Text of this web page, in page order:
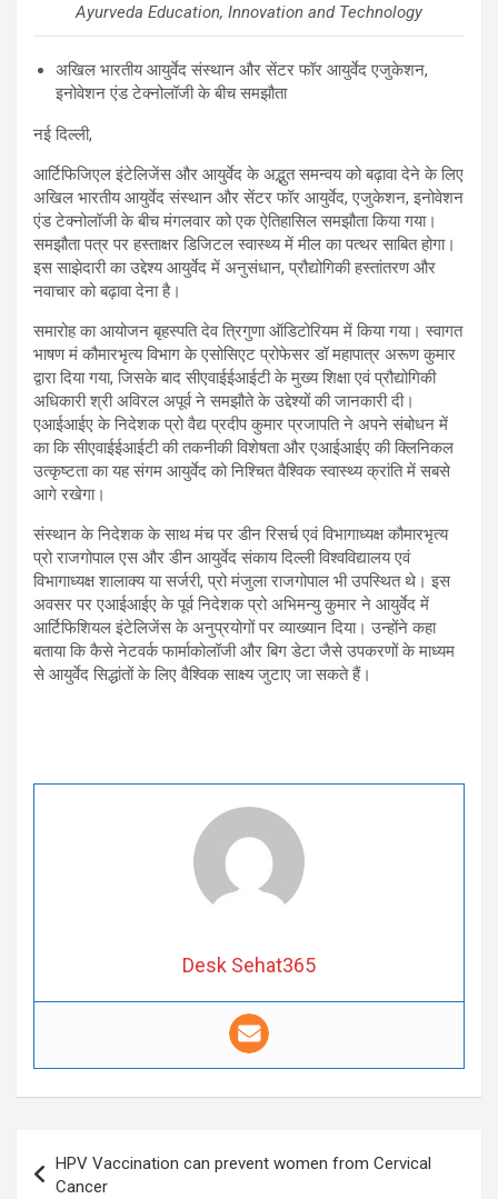
Ayurveda Education, Innovation and Technology
अखिल भारतीय आयुर्वेद संस्थान और सेंटर फॉर आयुर्वेद एजुकेशन,
इनोवेशन एंड टेक्नोलॉजी के बीच समझौता
नई दिल्ली,
आर्टिफिजिएल इंटेलिजेंस और आयुर्वेद के अद्भुत समन्वय को बढ़ावा देने के लिए
अखिल भारतीय आयुर्वेद संस्थान और सेंटर फॉर आयुर्वेद, एजुकेशन, इनोवेशन
एंड टेक्नोलॉजी के बीच मंगलवार को एक ऐतिहासिल समझौता किया गया।
समझौता पत्र पर हस्ताक्षर डिजिटल स्वास्थ्य में मील का पत्थर साबित होगा।
इस साझेदारी का उद्देश्य आयुर्वेद में अनुसंधान, प्रौद्योगिकी हस्तांतरण और
नवाचार को बढ़ावा देना है।
समारोह का आयोजन बृहस्पति देव त्रिगुणा ऑडिटोरियम में किया गया। स्वागत
भाषण मं कौमारभृत्य विभाग के एसोसिएट प्रोफेसर डॉ महापात्र अरूण कुमार
द्वारा दिया गया, जिसके बाद सीएवाईईआईटी के मुख्य शिक्षा एवं प्रौद्योगिकी
अधिकारी श्री अविरल अपूर्व ने समझौते के उद्देश्यों की जानकारी दी।
एआईआईए के निदेशक प्रो वैद्य प्रदीप कुमार प्रजापति ने अपने संबोधन में
का कि सीएवाईईआईटी की तकनीकी विशेषता और एआईआईए की क्लिनिकल
उत्कृष्टता का यह संगम आयुर्वेद को निश्चित वैश्विक स्वास्थ्य क्रांति में सबसे
आगे रखेगा।
संस्थान के निदेशक के साथ मंच पर डीन रिसर्च एवं विभागाध्यक्ष कौमारभृत्य
प्रो राजगोपाल एस और डीन आयुर्वेद संकाय दिल्ली विश्वविद्यालय एवं
विभागाध्यक्ष शालाक्य या सर्जरी, प्रो मंजुला राजगोपाल भी उपस्थित थे। इस
अवसर पर एआईआईए के पूर्व निदेशक प्रो अभिमन्यु कुमार ने आयुर्वेद में
आर्टिफिशियल इंटेलिजेंस के अनुप्रयोगों पर व्याख्यान दिया। उन्होंने कहा
बताया कि कैसे नेटवर्क फार्माकोलॉजी और बिग डेटा जैसे उपकरणों के माध्यम
से आयुर्वेद सिद्धांतों के लिए वैश्विक साक्ष्य जुटाए जा सकते हैं।
Desk Sehat365
navigation
HPV Vaccination can prevent women from Cervical
Cancer